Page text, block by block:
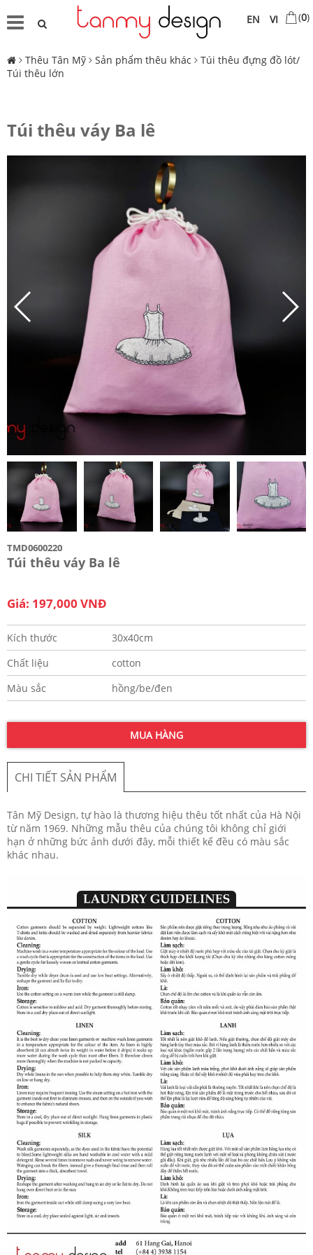
VI
EN (0)
Thêu Tân Mỹ Sản phẩm thêu khác
Túi thêu đựng đồ lót/
Túi thêu lớn
Túi thêu váy Ba lê
TMD0600220
Túi thêu váy Ba lê
Giá: 197,000 VNĐ
Kích thước
30x40cm
Chất liệu
cotton
Màu sắc
hồng/be/đen
MUA HÀNG
CHI TIẾT SẢN PHẨM
​Tân Mỹ Design, tự hào là thương hiệu thêu tốt nhất của Hà Nội
từ năm 1969. Những mẫu thêu của chúng tôi không chỉ giới
hạn ở những bức ảnh dưới đây, mỗi thiết kế đều có màu sắc
khác nhau.